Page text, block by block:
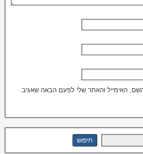
האימייל והאתר שלי לפעם הבאה שאגיב.